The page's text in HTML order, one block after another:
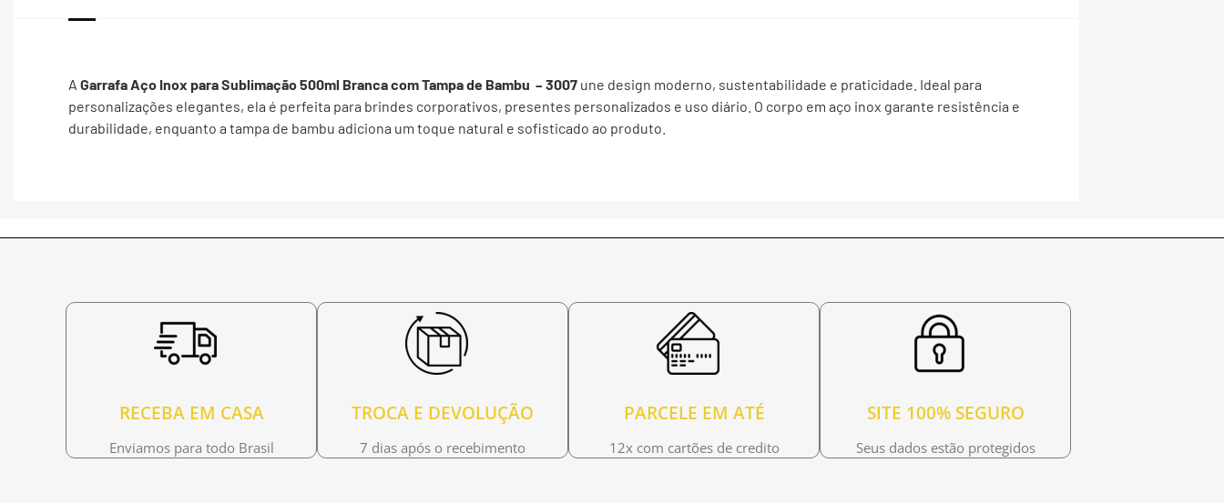
A Garrafa Aço Inox para Sublimação 500ml Branca com Tampa de Bambu – 3007 une design moderno, sustentabilidade e praticidade. Ideal para
personalizações elegantes, ela é perfeita para brindes corporativos, presentes personalizados e uso diário. O corpo em aço inox garante resistência e
durabilidade, enquanto a tampa de bambu adiciona um toque natural e sofisticado ao produto.
RECEBA EM CASA
Enviamos para todo Brasil
TROCA E DEVOLUÇÃO
7 dias após o recebimento
PARCELE EM ATÉ
12x com cartões de credito
SITE 100% SEGURO
Seus dados estão protegidos